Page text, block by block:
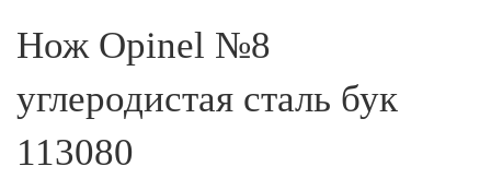
Нож Opinel №8
углеродистая сталь бук
113080